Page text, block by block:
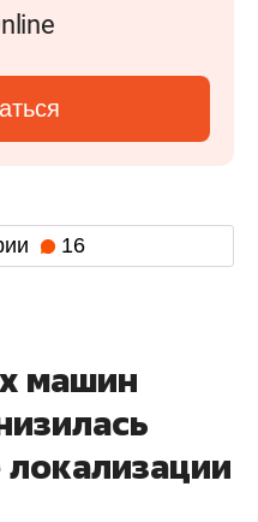
16
машин
локализации